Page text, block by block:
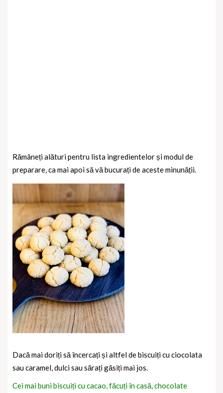
Rămâneți alături pentru lista ingredientelor și modul de
preparare, ca mai apoi să vă bucurați de aceste minunății.
Dacă mai doriți să încercați și altfel de biscuiți cu ciocolata
sau caramel, dulci sau sărați găsiți mai jos.
Cei mai buni biscuiți cu cacao, făcuți în casă, chocolate